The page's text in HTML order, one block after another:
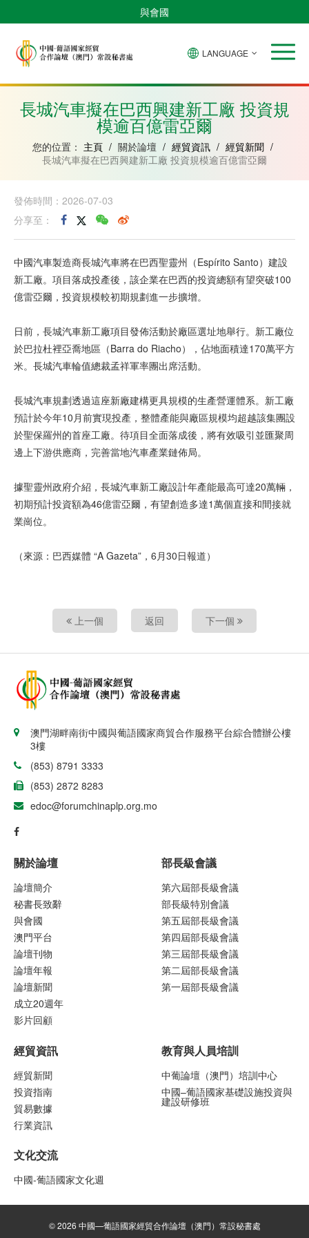
與會國
安
比
紹
內
亞
克
和
普
西
比
LANGUAGE
長城汽車擬在巴西興建新工廠 投資規
模逾百億雷亞爾
您的位置： 主頁 / 關於論壇 / 經貿資訊 / 經貿新聞 /
長城汽車擬在巴西興建新工廠 投資規模逾百億雷亞爾
發佈時間：2026-07-03
分享至：
中國汽車製造商長城汽車將在巴西聖靈州（Espírito Santo）建設
新工廠。項目落成投產後，該企業在巴西的投資總額有望突破100
億雷亞爾，投資規模較初期規劃進一步擴增。
日前，長城汽車新工廠項目發佈活動於廠區選址地舉行。新工廠位
於巴拉杜裡亞喬地區（Barra do Riacho），佔地面積達170萬平方
米。長城汽車輪值總裁孟祥軍率團出席活動。
長城汽車規劃透過這座新廠建構更具規模的生產營運體系。新工廠
預計於今年10月前實現投產，整體產能與廠區規模均超越該集團設
於聖保羅州的首座工廠。待項目全面落成後，將有效吸引並匯聚周
邊上下游供應商，完善當地汽車產業鏈佈局。
據聖靈州政府介紹，長城汽車新工廠設計年產能最高可達20萬輛，
初期預計投資額為46億雷亞爾，有望創造多達1萬個直接和間接就
業崗位。
（來源：巴西媒體 “A Gazeta”，6月30日報道）
上一個 返回 下一個
澳門湖畔南街中國與葡語國家商貿合作服務平台綜合體辦公樓
3樓
(853) 8791 3333
(853) 2872 8283
edoc@forumchinaplp.org.mo
關於論壇
論壇簡介
秘書長致辭
與會國
澳門平台
論壇刊物
論壇年報
論壇新聞
成立20週年
影片回顧
部長級會議
第六屆部長級會議
部長級特別會議
第五屆部長級會議
第四屆部長級會議
第三屆部長級會議
第二屆部長級會議
第一屆部長級會議
經貿資訊
經貿新聞
投資指南
貿易數據
行業資訊
文化交流
中國-葡語國家文化週
教育與人員培訓
中葡論壇（澳門）培訓中心
中國–葡語國家基礎設施投資與
建設研修班
© 2026 中國—葡語國家經貿合作論壇（澳門）常設秘書處